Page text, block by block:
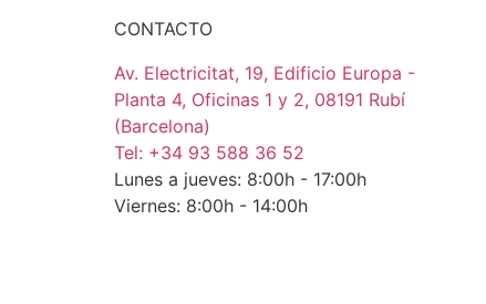
CONTACTO
Av. Electricitat, 19, Edificio Europa -
Planta 4, Oficinas 1 y 2, 08191 Rubí
(Barcelona)
Tel: +34 93 588 36 52
Lunes a jueves: 8:00h - 17:00h
Viernes: 8:00h - 14:00h